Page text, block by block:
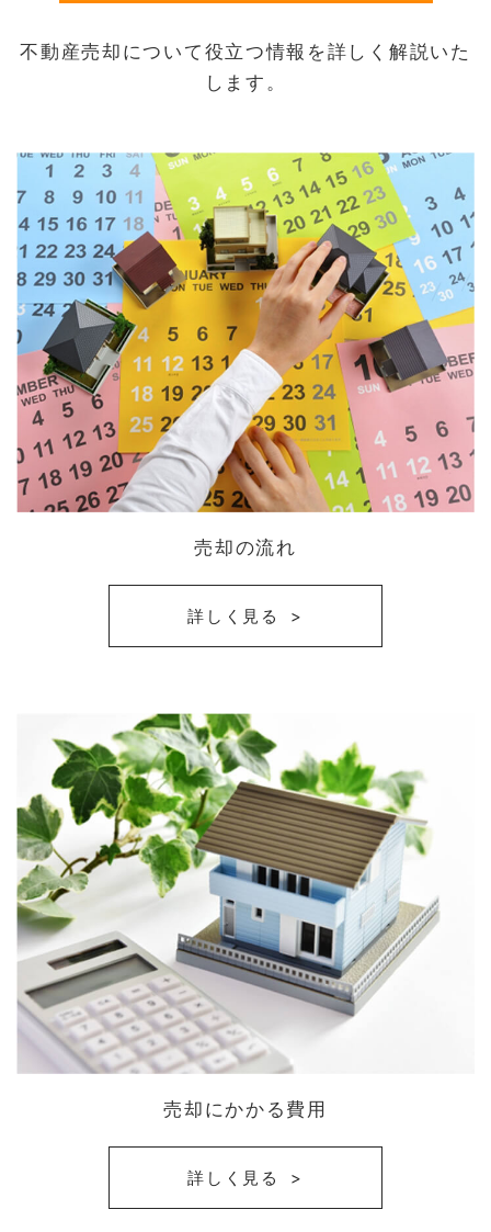
不動産売却について役立つ情報を詳しく解説いた
します。
売却の流れ
詳しく見る
売却にかかる費用
詳しく見る